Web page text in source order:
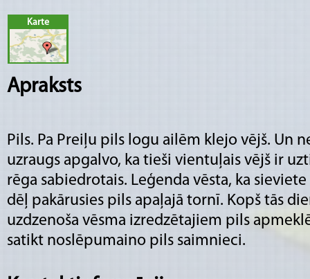
Karte
Apraksts
Pils. Pa Preiļu pils logu ailēm klejo vējš. Un
uzraugs apgalvo, ka tieši vientuļais vējš ir
rēga sabiedrotais. Leģenda vēsta, ka
dēļ pakārusies pils apaļajā tornī. Kopš tās
uzdzenoša vēsma izredzētajiem pils
satikt noslēpumaino pils saimnieci.